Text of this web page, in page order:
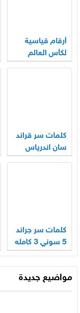
أرقام قياسية
لكأس العالم
للرياضات
كلمات سر قراند
سان اندرياس
للكمبيوتر
كلمات سر جراند
5 سوني 3 كامله
مواضيع جديدة